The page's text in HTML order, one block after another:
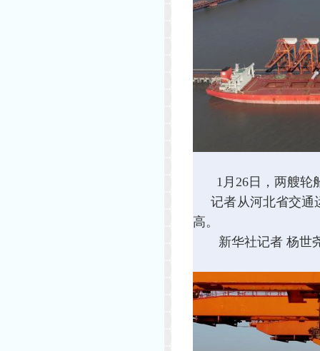
1月26日，两艘轮
记者从河北省交通
高。
新华社记者 杨世